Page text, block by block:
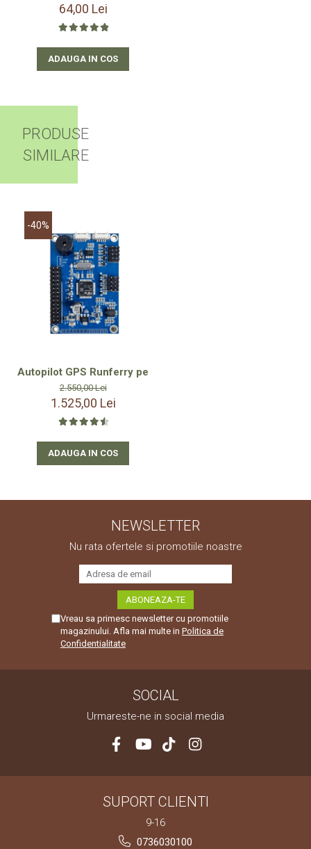
64,00 Lei
ADAUGA IN COS
PRODUSE
SIMILARE
-40%
Autopilot GPS Runferry pentru Navomodel Plantat – 10
2.550,00 Lei
1.525,00 Lei
ADAUGA IN COS
NEWSLETTER
Nu rata ofertele si promotiile noastre
Vreau sa primesc newsletter cu promotiile
magazinului. Afla mai multe in Politica de
Confidentialitate
SOCIAL
Urmareste-ne in social media
SUPORT CLIENTI
9-16
0736030100